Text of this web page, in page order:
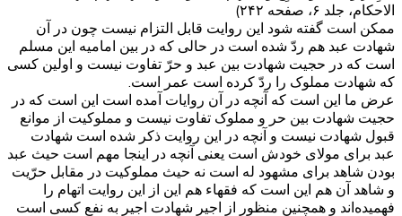
الاحکام، جلد ۶، صفحه ۲۴۲)
ممکن است گفته شود این روایت قابل التزام نیست چون در آن
شهادت عبد هم ردّ شده است در حالی که در بین امامیه این مسلم
است که در حجیت شهادت بین عبد و حرّ تفاوت نیست و اولین کسی
که شهادت مملوک را ردّ کرده است عمر است.
عرض ما این است که آنچه در آن روایات آمده است این است که در
حجیت شهادت بین حر و مملوک تفاوت نیست و مملوکیت از موانع
قبول شهادت نیست و آنچه در این روایت ذکر شده است شهادت
عبد برای مولای خودش است یعنی آنچه در اینجا مهم است حیث عبد
بودن شاهد برای مشهود له است نه حیث مملوکیت در مقابل حرّیت
و شاهد آن هم این است که فقهاء هم این از این روایت اتهام را
فهمیده‌اند و همچنین منظور از اجیر شهادت اجیر به نفع کسی است